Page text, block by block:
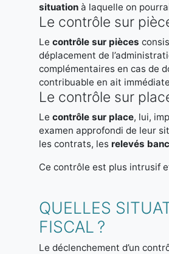
situation à laquelle on
Le contrôle sur
Le contrôle sur pièces
déplacement de
complémentaires en cas de
contribuable en ait
Le contrôle sur
Le contrôle sur place, lui,
examen approfondi de leur
les contrats, les relevés
Ce contrôle est plus intrusif
QUELLES
FISCAL ?
Le déclenchement d’un